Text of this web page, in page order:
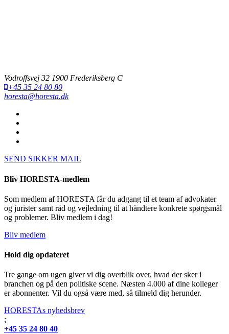
Vodroffsvej 32 1900 Frederiksberg C
+45 35 24 80 80
horesta@horesta.dk
SEND SIKKER MAIL
Bliv HORESTA-medlem
Som medlem af HORESTA får du adgang til et team af advokater
og jurister samt råd og vejledning til at håndtere konkrete spørgsmål
og problemer. Bliv medlem i dag!
Bliv medlem
Hold dig opdateret
Tre gange om ugen giver vi dig overblik over, hvad der sker i
branchen og på den politiske scene. Næsten 4.000 af dine kolleger
er abonnenter. Vil du også være med, så tilmeld dig herunder.
HORESTAs nyhedsbrev
;
+45 35 24 80 40